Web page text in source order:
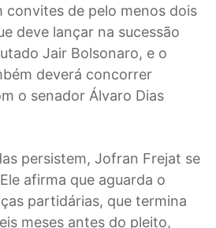
convites de pelo menos dois
deve lançar na sucessão
Jair Bolsonaro, e o
deverá concorrer
o senador Álvaro Dias
persistem, Jofran Frejat se
afirma que aguarda o
partidárias, que termina
meses antes do pleito,